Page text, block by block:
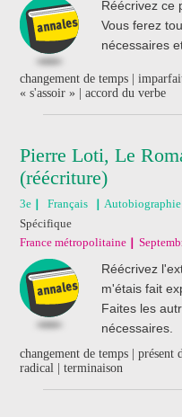
Réécrivez ce
Vous ferez
nécessaires
changement de temps |
« s'assoir » | accord du verbe
Pierre Loti, Le
(réécriture)
3e Français
Autobiographie
Spécifique
France métropolitaine
Réécrivez
m'étais fait
Faites les
nécessaires.
changement de temps | présent
radical | terminaison